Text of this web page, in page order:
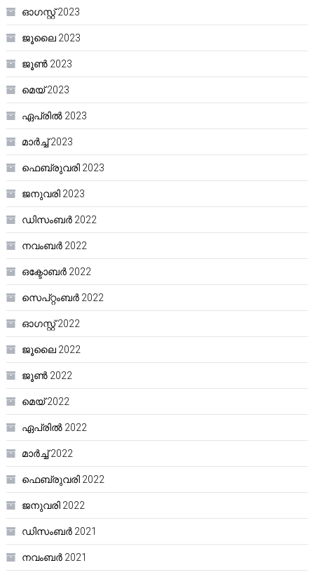
ഓഗസ്റ്റ്‌ 2023
ജൂലൈ 2023
ജൂൺ 2023
മെയ്‌ 2023
ഏപ്രിൽ 2023
മാർച്ച്‌ 2023
ഫെബ്രുവരി 2023
ജനുവരി 2023
ഡിസംബർ 2022
നവംബർ 2022
ഒക്ടോബർ 2022
സെപ്റ്റംബർ 2022
ഓഗസ്റ്റ്‌ 2022
ജൂലൈ 2022
ജൂൺ 2022
മെയ്‌ 2022
ഏപ്രിൽ 2022
മാർച്ച്‌ 2022
ഫെബ്രുവരി 2022
ജനുവരി 2022
ഡിസംബർ 2021
നവംബർ 2021